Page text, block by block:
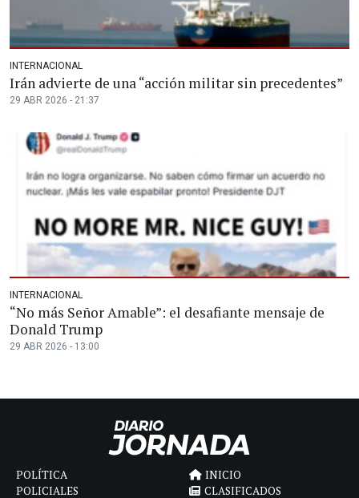
INTERNACIONAL
Irán advierte de una “acción militar sin precedentes”
29 ABR 2026 - 21:37
INTERNACIONAL
“No más Señor Amable”: el desafiante mensaje de
Donald Trump
29 ABR 2026 - 13:00
POLÍTICA
POLICIALES
INICIO
CLASIFICADOS